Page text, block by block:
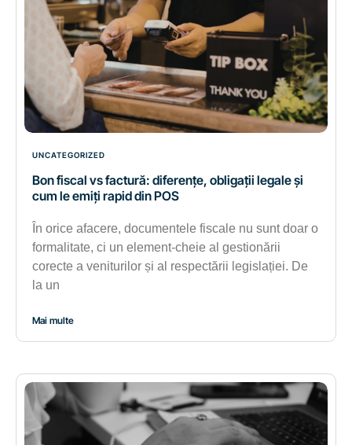
UNCATEGORIZED
Bon fiscal vs factură: diferențe, obligații legale și
cum le emiți rapid din POS
În orice afacere, documentele fiscale nu sunt doar o
formalitate, ci un element-cheie al gestionării
corecte a veniturilor și al respectării legislației. De
la un
Mai multe